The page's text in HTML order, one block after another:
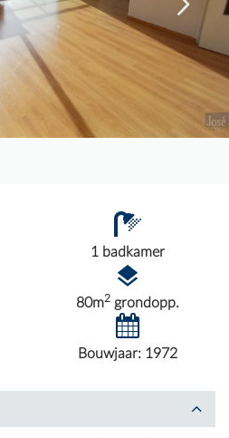
1 badkamer
80m2 grondopp.
Bouwjaar: 1972